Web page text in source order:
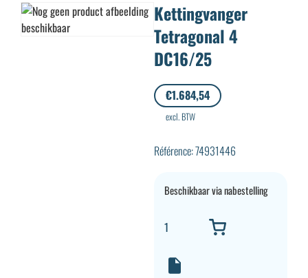
Kettingvanger
Tetragonal 4
DC16/25
€1.684,54
excl. BTW
Référence: 74931446
Beschikbaar via nabestelling